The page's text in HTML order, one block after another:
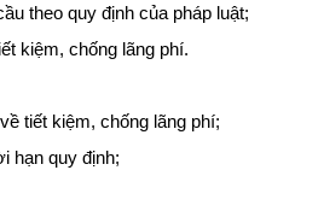
theo quy định của pháp luật;
kiệm, chống lãng phí.
tiết kiệm, chống lãng phí;
hạn quy định;